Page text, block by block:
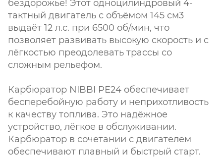
бездорожье! Этот одноцилиндровый 4-
тактный двигатель с объёмом 145 см3
выдаёт 12 л.с. при 6500 об/мин, что
позволяет развивать высокую скорость и с
лёгкостью преодолевать трассы со
сложным рельефом.
Карбюратор NIBBI PE24 обеспечивает
бесперебойную работу и неприхотливость
к качеству топлива. Это надёжное
устройство, лёгкое в обслуживании.
Карбюратор в сочетании с двигателем
обеспечивают плавный и быстрый старт.